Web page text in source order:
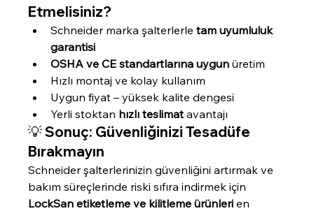
Etmelisiniz?
Schneider marka şalterlerle tam uyumluluk
garantisi
OSHA ve CE standartlarına uygun üretim
Hızlı montaj ve kolay kullanım
Uygun fiyat – yüksek kalite dengesi
Yerli stoktan hızlı teslimat avantajı
💡 Sonuç: Güvenliğinizi Tesadüfe
Bırakmayın
Schneider şalterlerinizin güvenliğini artırmak ve
bakım süreçlerinde riski sıfıra indirmek için
LockSan etiketleme ve kilitleme ürünleri en